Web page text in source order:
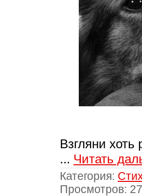
Взгляни хоть
... Читать
Категория:
Просмотров: